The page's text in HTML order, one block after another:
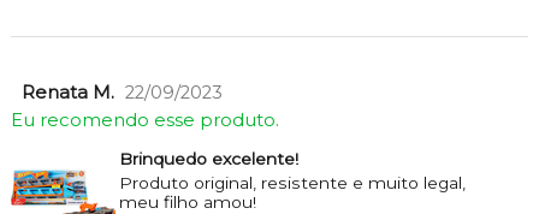
Renata M. 22/09/2023
Eu recomendo esse produto.
Brinquedo excelente!
Produto original, resistente e muito legal,
meu filho amou!